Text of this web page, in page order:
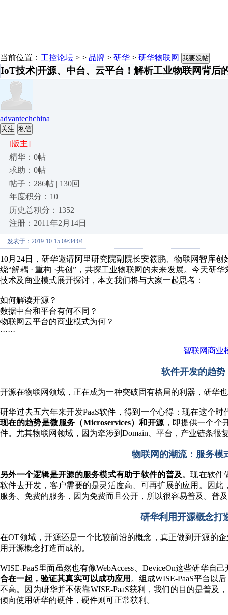
当前位置： 工控论坛 > > 品牌 > 研华 > 研华物联网 我要发帖
IoT技术|开源、中台、云平台！解析工业物联网背后
advantechchina
关注 私信
[版主]
精华：0帖
求助：0帖
帖子：286帖 | 130回
年度积分：10
历史总积分：1352
注册：2011年2月14日
发表于：2019-10-15 09:34:04
10月24日，研华邀请阿里研究院副院长安筱鹏、物联网智库创
绕“解耦 · 重构 ·共创”，共探工业物联网的未来发展。今天研
技术及商业模式展开探讨，本文我们将与大家一起思考：
如何解读开源？
数据中台和平台有何不同？
物联网云平台的商业模式为何？
······
智联网商业
软件开发的趋
开源在物联网领域，正在成为一种突破固有格局的利器，研华
研华过去五六年来开发PaaS软件，得到一个心得：现在这个
现在的趋势是微服务（Microservices）和开源 ，即提供一个
件。尤其物联网领域，因为牵涉到Domain、平台，产业链条很
物联网的潮流：服务
另外一个逻辑是开源的服务模式有助于软件的普及 。现在软件
软件去开发，客户需要的是灵活度高、可再扩展的应用。因
服务、免费的服务，因为免费而且公开，所以很容易普及。普
研华利用开源概念打
在OT领域，开源还是一个比较前沿的概念，真正做到开源的
用开源概念打造而成的。
WISE-PaaS里面虽然也有像WebAccess、DeviceOn这些研华自
合在一起，验证其真实可以成功应用 。组成WISE-PaaS平台以
不高。因为研华并不依靠WISE-PaaS获利，我们的目的是普及
倾向使用研华的硬件，硬件则可正常获利。